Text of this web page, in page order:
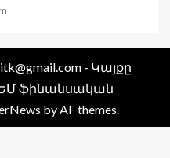
- Կայքը
ֆինանսական
by AF themes.